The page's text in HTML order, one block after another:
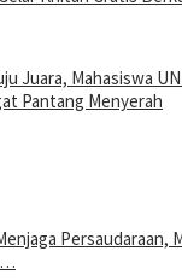
Juara, Mahasiswa
Pantang Menyerah
Persaudaraan,
…